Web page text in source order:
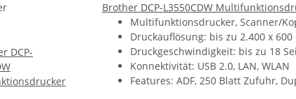
Brother DCP-L3550CDW
Multifunktionsdrucker, Scanner/
Druckauflösung: bis zu 2.400 x 600
Druckgeschwindigkeit: bis zu 18
Konnektivität: USB 2.0, LAN, WLAN
Features: ADF, 250 Blatt Zufuhr,